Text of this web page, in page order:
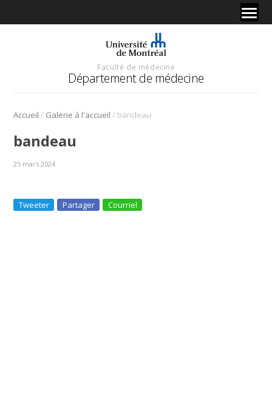
Faculté de médecine
Département de médecine
Accueil / Galerie à l'accueil / bandeau
bandeau
25 mars 2024
Tweeter Partager Courriel